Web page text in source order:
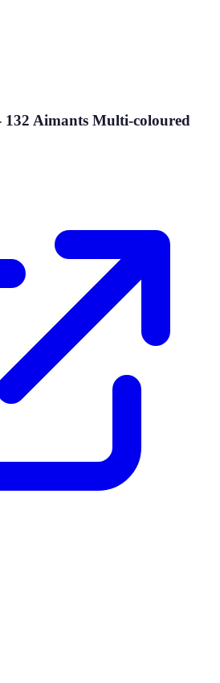
132 Aimants Multi-coloured